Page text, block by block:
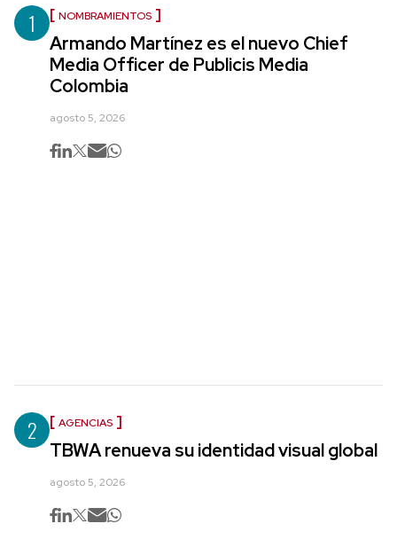
1 NOMBRAMIENTOS
Armando Martínez es el nuevo Chief
Media Officer de Publicis Media
Colombia
agosto 5, 2026
2 AGENCIAS
TBWA renueva su identidad visual global
agosto 5, 2026